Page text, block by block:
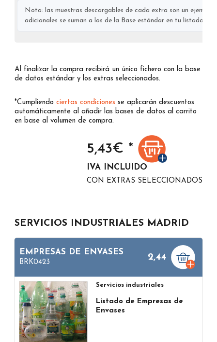
Nota: las muestras descargables de cada extra son un
adicionales se suman a los de la Base estándar en tu listado
Al finalizar la compra recibirá un único fichero con la base
de datos estándar y los extras seleccionados.
*Cumpliendo ciertas condiciones se aplicarán descuentos
automáticamente al añadir las bases de datos al carrito
en base al volumen de compra.
5,43€ *
IVA INCLUIDO
CON EXTRAS SELECCIONADOS
SERVICIOS INDUSTRIALES MADRID
EMPRESAS DE ENVASES
BRK0423
2,44
Servicios industriales
Listado de Empresas de
Envases